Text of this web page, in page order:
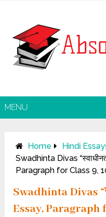
MENU
Home
Hindi
Swadhinta Divas
Paragraph for Class 9,
Swadhinta Divas
Essay, Paragraph